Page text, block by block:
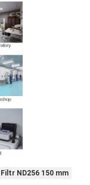
Filtr ND256 150 mm